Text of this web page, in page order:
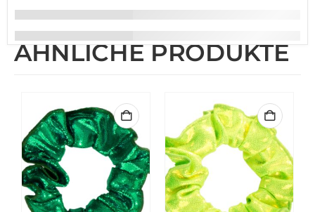
ÄHNLICHE PRODUKTE